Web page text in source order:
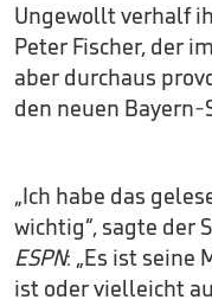
Ungewollt verhalf
Peter Fischer, der
aber durchaus
den neuen
„Ich habe das
wichtig“, sagte der
ESPN: „Es ist seine
ist oder vielleicht